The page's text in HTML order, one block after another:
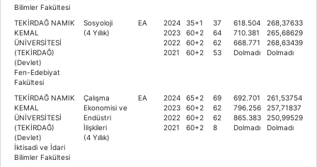
Bilimler Fakültesi
TEKİRDAĞ NAMIK
KEMAL
ÜNİVERSİTESİ
(TEKİRDAĞ)
(Devlet)
Fen-Edebiyat
Fakültesi
Sosyoloji
(4 Yıllık)
EA
2024
2023
2022
2021
35+1
60+2
60+2
60+2
37
64
62
53
618.504
710.381
668.771
Dolmadı
268,37633
265,68629
268,63439
Dolmadı
TEKİRDAĞ NAMIK
KEMAL
ÜNİVERSİTESİ
(TEKİRDAĞ)
(Devlet)
İktisadi ve İdari
Bilimler Fakültesi
Çalışma
Ekonomisi ve
Endüstri
İlişkileri
(4 Yıllık)
EA
2024
2023
2022
2021
65+2
60+2
60+2
60+2
69
62
62
8
692.701
796.256
865.383
Dolmadı
261,53754
257,71837
250,99529
Dolmadı